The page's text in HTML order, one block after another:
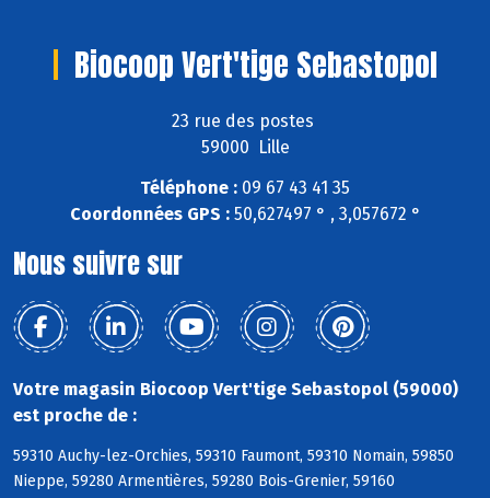
Biocoop Vert'tige Sebastopol
23 rue des postes
59000 Lille
Téléphone : 09 67 43 41 35
Coordonnées GPS :50,627497 ° , 3,057672 °
Nous suivre sur
Votre magasin Biocoop Vert'tige Sebastopol (59000)
est proche de :
59310 Auchy-lez-Orchies, 59310 Faumont, 59310 Nomain, 59850
Nieppe, 59280 Armentières, 59280 Bois-Grenier, 59160